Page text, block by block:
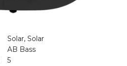
Solar, Solar
AB Bass
5